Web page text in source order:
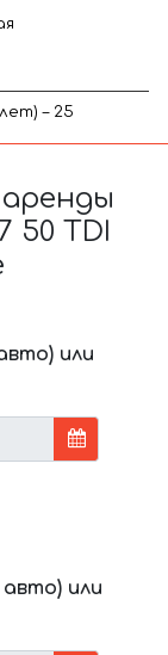
– 25
50 TDI
или
или